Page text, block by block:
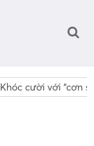
Khóc cười với “cơn